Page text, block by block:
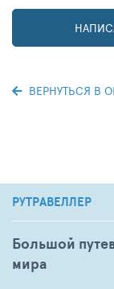
ВЕРНУТЬСЯ В
РУТРАВЕЛЛЕР
Большой
мира